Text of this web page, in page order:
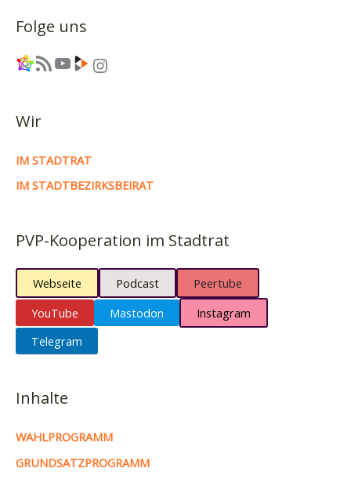
Mitgliederversammlung
Folge uns
Link RSS-Feed YouTube Link Instagram
Wir
IM STADTRAT
IM STADTBEZIRKSBEIRAT
PVP-Kooperation im Stadtrat
Webseite Podcast
Peertube
YouTube
Mastodon
Instagram
Telegram
Inhalte
WAHLPROGRAMM
GRUNDSATZPROGRAMM